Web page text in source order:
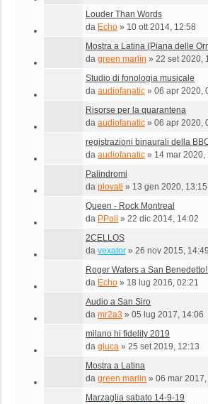
Louder Than Words
da Echo » 10 ott 2014, 12:58
Mostra a Latina (Piana delle
da green marlin » 22 set 2020,
Studio di fonologia musicale
da audiofanatic » 06 apr 2020,
Risorse per la quarantena
da audiofanatic » 06 apr 2020,
registrazioni binaurali della
da audiofanatic » 14 mar 2020,
Palindromi
da plovati » 13 gen 2020, 13:15
Queen - Rock Montreal
da PPoli » 22 dic 2014, 14:02
2CELLOS
da vexator » 26 nov 2015, 14:49
Roger Waters a San
da Echo » 18 lug 2016, 02:21
Audio a San Siro
da mr2a3 » 05 lug 2017, 14:06
milano hi fidelity 2019
da gluca » 25 set 2019, 12:13
Mostra a Latina
da green marlin » 06 mar
Marzaglia sabato 14-9-19